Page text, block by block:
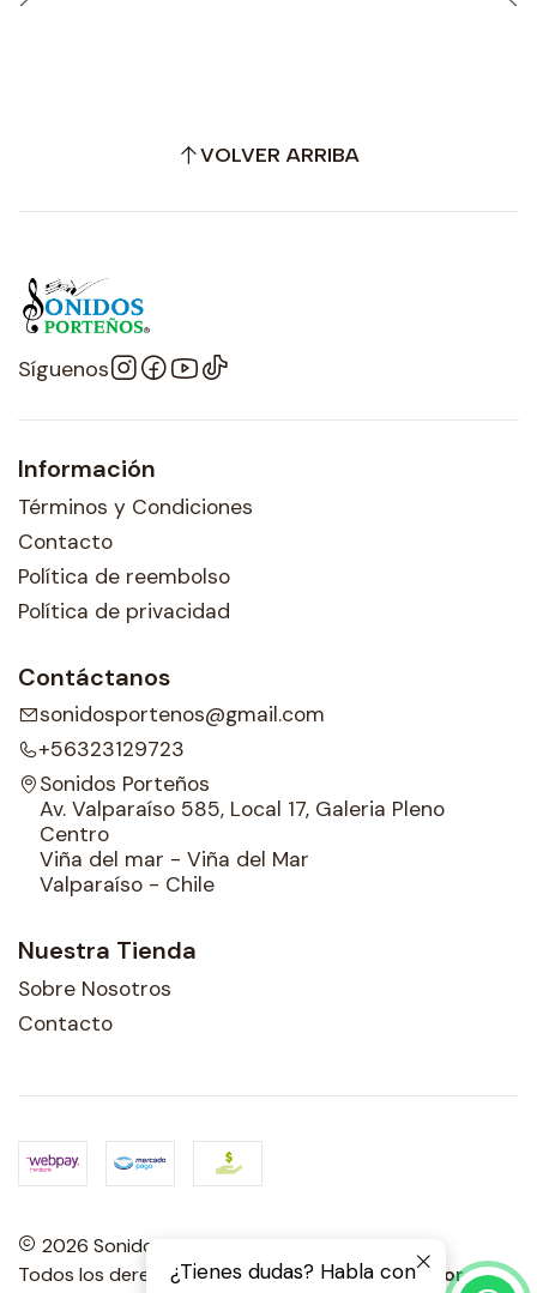
VOLVER ARRIBA
Síguenos
Información
Términos y Condiciones
Contacto
Política de reembolso
Política de privacidad
Contáctanos
sonidosportenos@gmail.com
+56323129723
Sonidos Porteños
Av. Valparaíso 585, Local 17, Galeria Pleno
Centro
Viña del mar - Viña del Mar
Valparaíso - Chile
Nuestra Tienda
Sobre Nosotros
Contacto
2026 Sonidos Porteños.
Todos los derechos reservados.Desarrollado por
¿Tienes dudas? Habla con